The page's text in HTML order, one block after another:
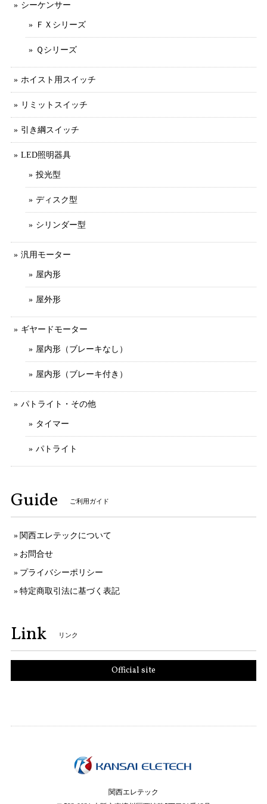
シーケンサー
ＦＸシリーズ
Ｑシリーズ
ホイスト用スイッチ
リミットスイッチ
引き綱スイッチ
LED照明器具
投光型
ディスク型
シリンダー型
汎用モーター
屋内形
屋外形
ギヤードモーター
屋内形（ブレーキなし）
屋内形（ブレーキ付き）
パトライト・その他
タイマー
パトライト
Guide ご利用ガイド
関西エレテックについて
お問合せ
プライバシーポリシー
特定商取引法に基づく表記
Link リンク
Official site
関西エレテック